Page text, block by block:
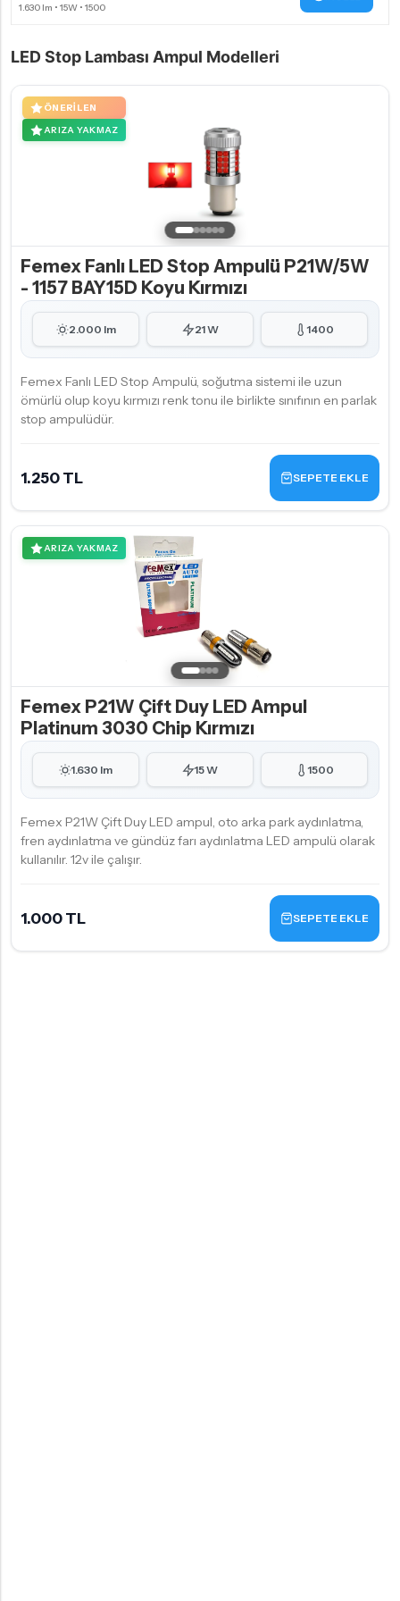
LED Stop Lambası Ampul Modelleri
ÖNERILEN
ARIZA YAKMAZ
Femex Fanlı LED Stop Ampulü P21W/5W
- 1157 BAY15D Koyu Kırmızı
2.000 lm 21 W 1400
Femex Fanlı LED Stop Ampulü, soğutma sistemi ile uzun
ömürlü olup koyu kırmızı renk tonu ile birlikte sınıfının en parlak
stop ampulüdür.
1.250 TL SEPETE EKLE
ARIZA YAKMAZ
Femex P21W Çift Duy LED Ampul
Platinum 3030 Chip Kırmızı
1.630 lm 15 W 1500
Femex P21W Çift Duy LED ampul, oto arka park aydınlatma,
fren aydınlatma ve gündüz farı aydınlatma LED ampulü olarak
kullanılır. 12v ile çalışır.
1.000 TL SEPETE EKLE